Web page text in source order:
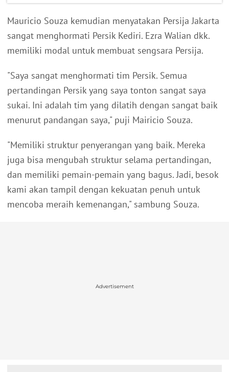
Mauricio Souza kemudian menyatakan Persija Jakarta
sangat menghormati Persik Kediri. Ezra Walian dkk.
memiliki modal untuk membuat sengsara Persija.
"Saya sangat menghormati tim Persik. Semua
pertandingan Persik yang saya tonton sangat saya
sukai. Ini adalah tim yang dilatih dengan sangat baik
menurut pandangan saya," puji Mairicio Souza.
"Memiliki struktur penyerangan yang baik. Mereka
juga bisa mengubah struktur selama pertandingan,
dan memiliki pemain-pemain yang bagus. Jadi, besok
kami akan tampil dengan kekuatan penuh untuk
mencoba meraih kemenangan," sambung Souza.
Advertisement